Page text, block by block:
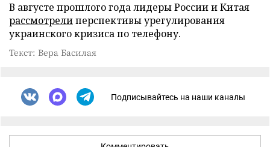
В августе прошлого года лидеры России и Китая
рассмотрелиперспективы урегулирования
украинского кризиса по телефону.
Текст: Вера Басилая
Подписывайтесь на наши каналы